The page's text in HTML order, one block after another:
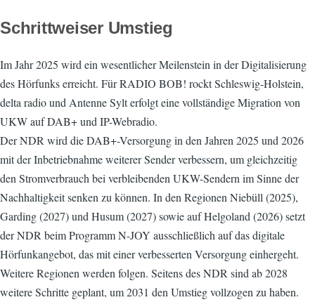
Schrittweiser Umstieg
Im Jahr 2025 wird ein wesentlicher Meilenstein in der Digitalisierung
des Hörfunks erreicht. Für RADIO BOB! rockt Schleswig-Holstein,
delta radio und Antenne Sylt erfolgt eine vollständige Migration von
UKW auf DAB+ und IP-Webradio.
Der NDR wird die DAB+-Versorgung in den Jahren 2025 und 2026
mit der Inbetriebnahme weiterer Sender verbessern, um gleichzeitig
den Stromverbrauch bei verbleibenden UKW-Sendern im Sinne der
Nachhaltigkeit senken zu können. In den Regionen Niebüll (2025),
Garding (2027) und Husum (2027) sowie auf Helgoland (2026) setzt
der NDR beim Programm N-JOY ausschließlich auf das digitale
Hörfunkangebot, das mit einer verbesserten Versorgung einhergeht.
Weitere Regionen werden folgen. Seitens des NDR sind ab 2028
weitere Schritte geplant, um 2031 den Umstieg vollzogen zu haben.